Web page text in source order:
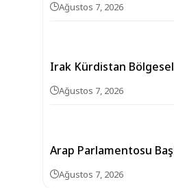
Ağustos 7, 2026
Irak Kürdistan Bölgesel
Ağustos 7, 2026
Arap Parlamentosu
Ağustos 7, 2026